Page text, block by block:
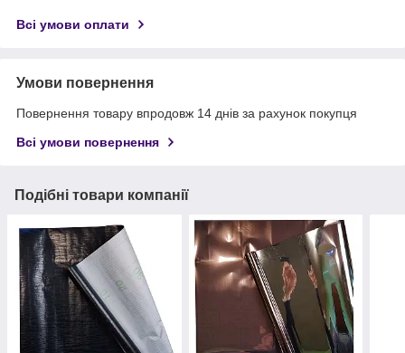
Всі умови оплати
Умови повернення
Повернення товару впродовж 14 днів за рахунок покупця
Всі умови повернення
Подібні товари компанії